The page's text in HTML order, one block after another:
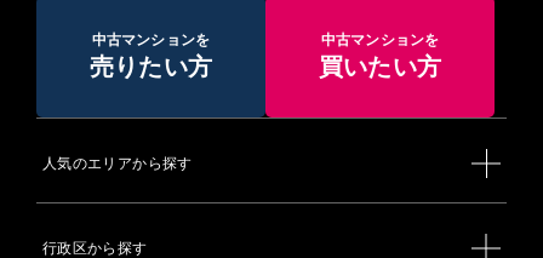
中古マンションを
売りたい方
中古マンションを
買いたい方
人気のエリアから探す
行政区から探す